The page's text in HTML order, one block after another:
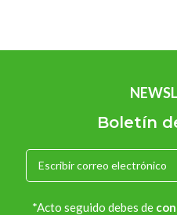
Boletín
*Acto seguido debes de